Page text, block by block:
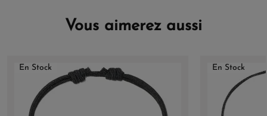
Vous aimerez aussi
En Stock En Stock